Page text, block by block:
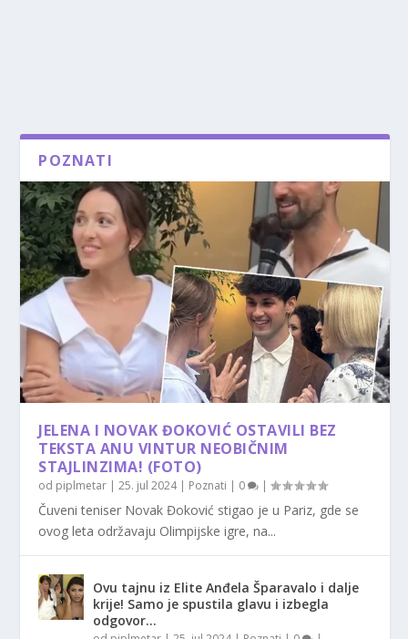
POZNATI
JELENA I NOVAK ĐOKOVIĆ OSTAVILI BEZ
TEKSTA ANU VINTUR NEOBIČNIM
STAJLINZIMA! (FOTO)
od piplmetar |25. jul 2024| Poznati | 0 |
Čuveni teniser Novak Đoković stigao je u Pariz, gde se
ovog leta održavaju Olimpijske igre, na...
Ovu tajnu iz Elite Anđela Šparavalo i dalje
krije! Samo je spustila glavu i izbegla
odgovor…